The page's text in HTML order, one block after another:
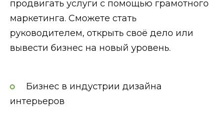
продвигать услуги с помощью грамотного
маркетинга. Сможете стать
руководителем, открыть своё дело или
вывести бизнес на новый уровень.
Бизнес в индустрии дизайна
интерьеров